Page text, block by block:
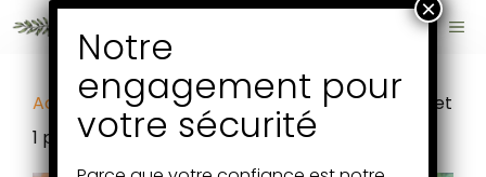
Aller
Accueil/ Fruits et Légumes/ 2 poivrons rouges et
1 poivron vert – Espagne